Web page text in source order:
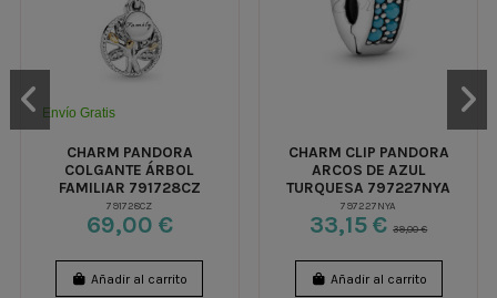
Envío Gratis
CHARM PANDORA
COLGANTE ÁRBOL
FAMILIAR 791728CZ
791728CZ
69,00 €
Añadir al carrito
CHARM CLIP PANDORA
ARCOS DE AZUL
TURQUESA 797227NYA
797227NYA
33,15 €39,00 €
Añadir al carrito